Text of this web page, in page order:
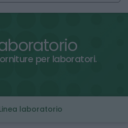
per laboratori.
laboratorio